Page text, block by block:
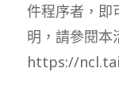
件程序者，即
明，請參閱本
https://